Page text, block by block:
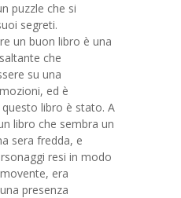
puzzle che si
segreti.
un buon libro è una
che
su una
ed è
libro è stato. A
libro che sembra un
sera fredda, e
resi in modo
era
presenza